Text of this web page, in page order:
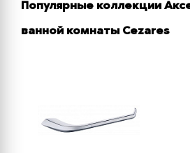
Популярные коллекции
ванной комнаты Cezares